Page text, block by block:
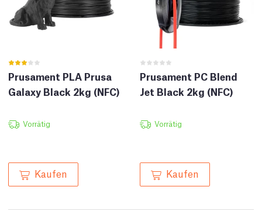
Prusament PLA Prusa
Galaxy Black 2kg (NFC)
Vorrätig
Kaufen
Prusament PC Blend
Jet Black 2kg (NFC)
Vorrätig
Kaufen